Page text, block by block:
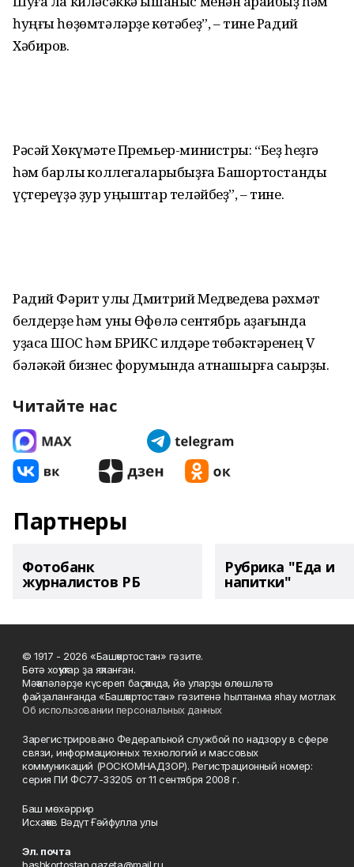
һуңғы һөҙөмтәләрҙе көтәбеҙ”, – тине Радий
Хәбиров.
Рәсәй Хөкүмәте Премьер-министры: “Беҙ һеҙгә
һәм барлыҡ коллегаларыбыҙға Башҡортостанды
үҫтереүҙә ҙур уңыштар теләйбеҙ”, – тине.
Радий Фәрит улы Дмитрий Медведевҡа рәхмәт
белдерҙе һәм уны Өфөлә сентябрь аҙағында
уҙасаҡ ШОС һәм БРИКС илдәре төбәктәренең V
бәләкәй бизнес форумында ҡатнашырға саҡырҙы.
Читайте нас
Партнеры
Фотобанк
журналистов РБ
Рубрика "Еда и
напитки"
© 1917 - 2026 «Башҡортостан» гәзите.
Бөтә хоҡуҡтар ҙа яҡланған.
Мәҡәләләрҙе күсереп баҫҡанда, йә уларҙы өлөшләтә
файҙаланғанда «Башҡортостан» гәзитенә һылтанма яһау мотлаҡ.
Об использовании персональных данных
Зарегистрировано Федеральной службой по надзору в сфере
связи, информационных технологий и массовых
коммуникаций (РОСКОМНАДЗОР). Регистрационный номер:
серия ПИ ФС77-33205 от 11 сентября 2008 г.
Баш мөхәррир
Исхаҡов Вәдүт Ғәйфулла улы
Эл. почта